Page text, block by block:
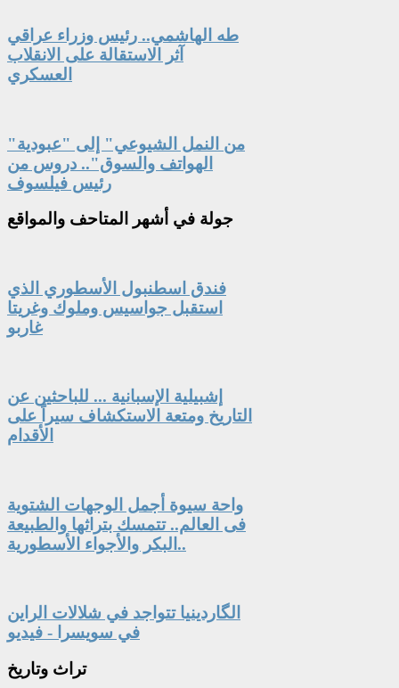
طه الهاشمي.. رئيس وزراء عراقي
آثر الاستقالة على الانقلاب
العسكري
"من النمل الشيوعي" إلى "عبودية
الهواتف والسوق".. دروس من
رئيس فيلسوف
جولة في أشهر المتاحف والمواقع
فندق اسطنبول الأسطوري الذي
استقبل جواسيس وملوك وغريتا
غاربو
إشبيلية الإسبانية ... للباحثين عن
التاريخ ومتعة الاستكشاف سيراً على
الأقدام
واحة سيوة أجمل الوجهات الشتوية
فى العالم.. تتمسك بتراثها والطبيعة
البكر والأجواء الأسطورية..
الگاردينيا تتواجد في شلالات الراين
في سويسرا - فيديو
تراث وتاريخ